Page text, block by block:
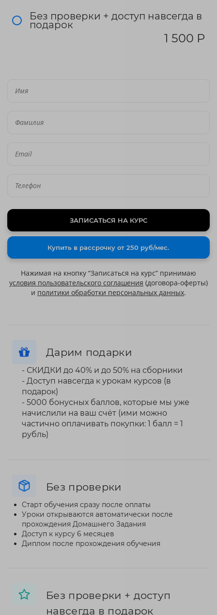
Без проверки
Старт обучения сразу после оплаты
Уроки открываются автоматически после
прохождения Домашнего Задания
Доступ к курсу 6 месяцев
Диплом после прохождения обучения
Без проверки + доступ
навсегда в подарок
Без проверки + доступ навсегда в
подарок
1 500 Р
ЗАПИСАТЬСЯ НА КУРС
Купить в рассрочку от 250 руб/мес.
Нажимая на кнопку “Записаться на курс” принимаю
условия пользовательского соглашения (договора-оферты)
и политики обработки персональных данных.
Дарим подарки
- СКИДКИ до 40% и до 50% на сборники
- Доступ навсегда к урокам курсов (в
подарок)
- 5000 бонусных баллов, которые мы уже
начислили на ваш счёт (ими можно
частично оплачивать покупки: 1 балл = 1
рубль)